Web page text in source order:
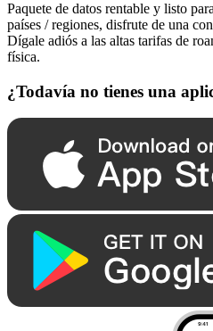
Paquete de datos rentable y listo
países / regiones, disfrute de una
Dígale adiós a las altas tarifas de
física.
¿Todavía no tienes una